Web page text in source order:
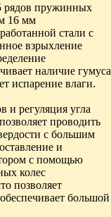
рядов пружинных
16 мм
стали с
взрыхление
наличие гумуса
испарение влаги.
регуляция угла
проводить
с большим
и
с помощью
колес
позволяет
большой